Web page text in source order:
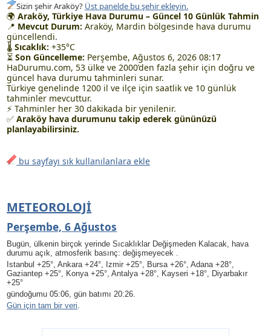
Sizin şehir Araköy? Üst panelde bu şehir ekleyin.
🌍Araköy, Türkiye Hava Durumu – Güncel 10 Günlük Tahmin
📍 Mevcut Durum: Araköy, Mardin bölgesinde hava durumu
güncellendi.
🌡Sıcaklık: +35°C
⏳Son Güncelleme: Perşembe, Ağustos 6, 2026 08:17
HaDurumu.com, 53 ülke ve 2000’den fazla şehir için doğru ve
güncel hava durumu tahminleri sunar.
Türkiye genelinde 1200 il ve ilçe için saatlik ve 10 günlük
tahminler mevcuttur.
⚡ Tahminler her 30 dakikada bir yenilenir.
✅Araköy hava durumunu takip ederek gününüzü
planlayabilirsiniz.
bu sayfayı sık kullanılanlara ekle
METEOROLOJI
Perşembe, 6 Ağustos
Bugün, ülkenin birçok yerinde Sıcaklıklar Değişmeden Kalacak, hava
durumu açık, atmosferik basınç: değişmeyecek .
Istanbul +25°, Ankara +24°, Izmir +25°, Bursa +26°, Adana +28°,
Gaziantep +25°, Konya +25°, Antalya +28°, Kayseri +18°, Diyarbakır
+25°
gündoğumu 05:06, gün batımı 20:26.
Gün için tam bir veri.